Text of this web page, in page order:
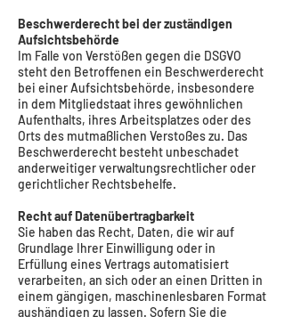
Beschwerderecht bei der zuständigen
Aufsichtsbehörde
Im Falle von Verstößen gegen die DSGVO
steht den Betroffenen ein Beschwerderecht
bei einer Aufsichtsbehörde, insbesondere
in dem Mitgliedstaat ihres gewöhnlichen
Aufenthalts, ihres Arbeitsplatzes oder des
Orts des mutmaßlichen Verstoßes zu. Das
Beschwerderecht besteht unbeschadet
anderweitiger verwaltungsrechtlicher oder
gerichtlicher Rechtsbehelfe.
Recht auf Datenübertragbarkeit
Sie haben das Recht, Daten, die wir auf
Grundlage Ihrer Einwilligung oder in
Erfüllung eines Vertrags automatisiert
verarbeiten, an sich oder an einen Dritten in
einem gängigen, maschinenlesbaren Format
aushändigen zu lassen. Sofern Sie die